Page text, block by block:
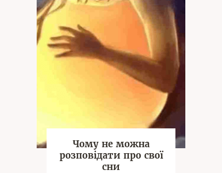
Чому не можна
розповідати про свої
сни